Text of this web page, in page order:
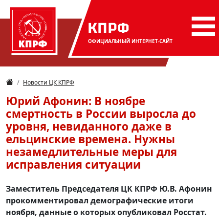
КПРФ
ОФИЦИАЛЬНЫЙ ИНТЕРНЕТ-САЙТ
Новости ЦК КПРФ
Юрий Афонин: В ноябре
смертность в России выросла до
уровня, невиданного даже в
ельцинские времена. Нужны
незамедлительные меры для
исправления ситуации
Заместитель Председателя ЦК КПРФ Ю.В. Афонин
прокомментировал демографические итоги
ноября, данные о которых опубликовал Росстат.